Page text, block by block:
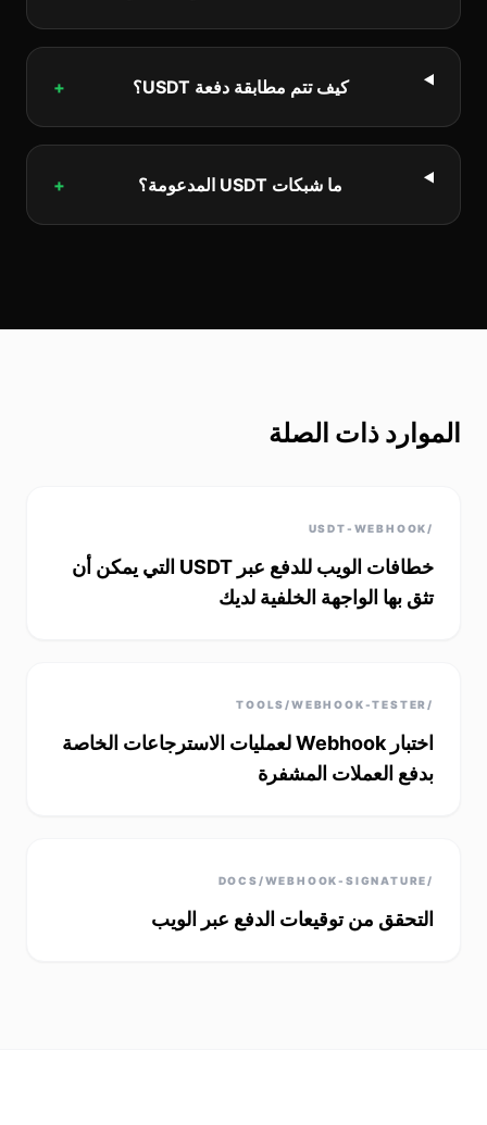
كيف تتم مطابقة دفعة USDT؟ +
ما شبكات USDT المدعومة؟ +
الموارد ذات الصلة
/USDT-WEBHOOK
خطافات الويب للدفع عبر USDT التي يمكن أن
تثق بها الواجهة الخلفية لديك
/TOOLS/WEBHOOK-TESTER
اختبار Webhook لعمليات الاسترجاعات الخاصة
بدفع العملات المشفرة
/DOCS/WEBHOOK-SIGNATURE
التحقق من توقيعات الدفع عبر الويب